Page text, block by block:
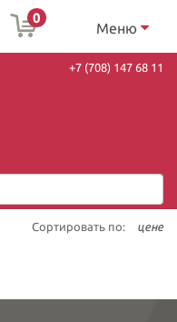
0
Меню
+7 (708) 147 68 11
Сортировать по: цене